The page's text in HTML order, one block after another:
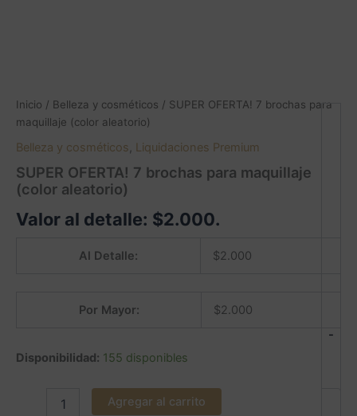
Inicio / Belleza y cosméticos / SUPER OFERTA! 7 brochas para
maquillaje (color aleatorio)
Belleza y cosméticos, Liquidaciones Premium
SUPER OFERTA! 7 brochas para maquillaje
(color aleatorio)
Valor al detalle: $2.000.
Al Detalle: $2.000
Por Mayor: $2.000
Disponibilidad: 155 disponibles
-
Agregar al carrito